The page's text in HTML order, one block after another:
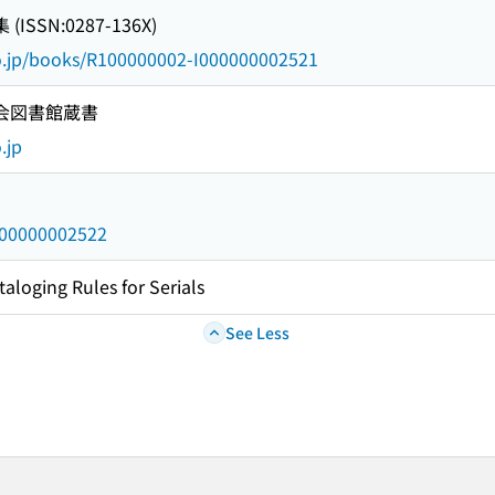
(ISSN:0287-136X)
books/R100000002-I000000002521
図書館蔵書
Rules for Serials
See Less